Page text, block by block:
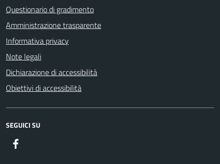
Questionario di gradimento
Amministrazione trasparente
Informativa privacy
Note legali
Dichiarazione di accessibilità
Obiettivi di accessibilità
SEGUICI SU